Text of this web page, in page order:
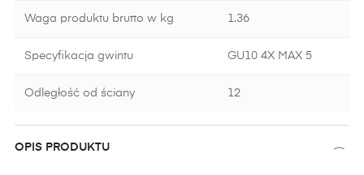
Waga produktu brutto w kg 1.36
Specyfikacja gwintu GU10 4X MAX 5
Odległość od ściany 12
OPIS PRODUKTU